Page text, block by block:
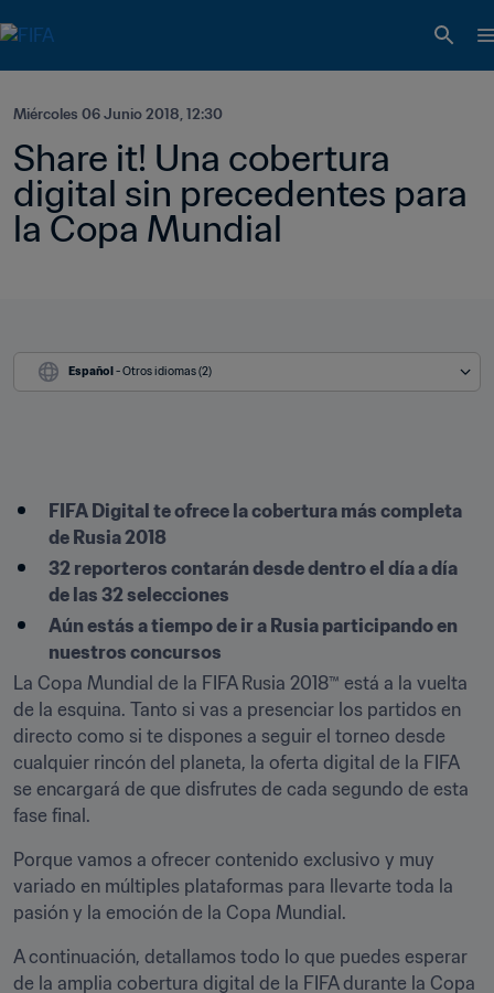
Miércoles 06 Junio 2018, 12:30
Share it! Una cobertura
digital sin precedentes para
la Copa Mundial
Español - Otros idiomas (2)
​FIFA Digital te ofrece la cobertura más completa
de Rusia 2018
32 reporteros contarán desde dentro el día a día
de las 32 selecciones
Aún estás a tiempo de ir a Rusia participando en
nuestros concursos
La Copa Mundial de la FIFA Rusia 2018™ está a la vuelta
de la esquina. Tanto si vas a presenciar los partidos en
directo como si te dispones a seguir el torneo desde
cualquier rincón del planeta, la oferta digital de la FIFA
se encargará de que disfrutes de cada segundo de esta
fase final.
Porque vamos a ofrecer contenido exclusivo y muy
variado en múltiples plataformas para llevarte toda la
pasión y la emoción de la Copa Mundial.
A continuación, detallamos todo lo que puedes esperar
de la amplia cobertura digital de la FIFA durante la Copa